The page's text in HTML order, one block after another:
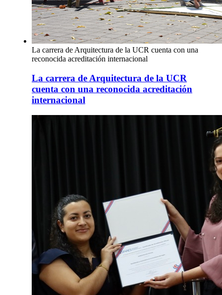
La carrera de Arquitectura de la UCR cuenta con una
reconocida acreditación internacional
La carrera de Arquitectura de la UCR
cuenta con una reconocida acreditación
internacional